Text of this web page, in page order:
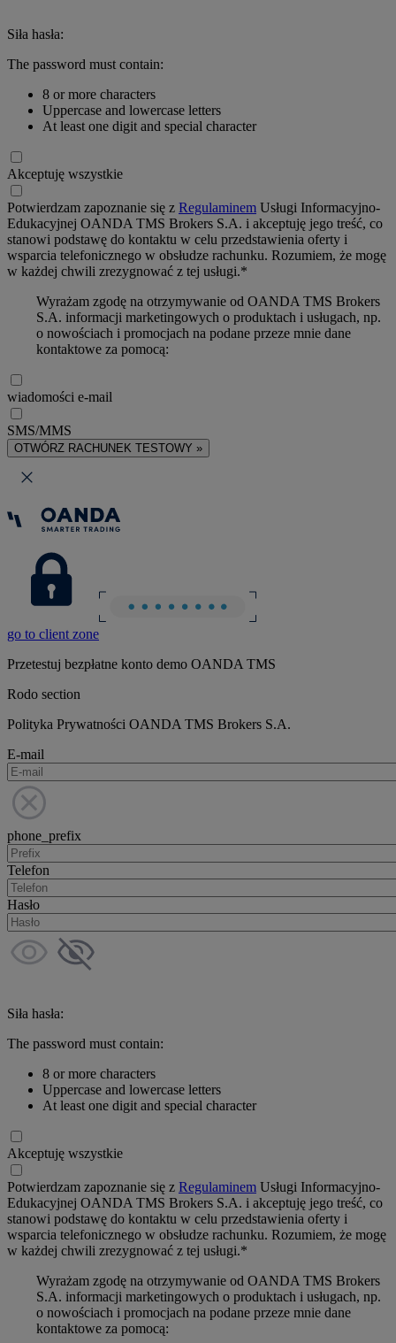
Siła hasła:
The password must contain:
8 or more characters
Uppercase and lowercase letters
At least one digit and special character
Akceptuję wszystkie
Potwierdzam zapoznanie się z Regulaminem Usługi Informacyjno-
Edukacyjnej OANDA TMS Brokers S.A. i akceptuję jego treść, co
stanowi podstawę do kontaktu w celu przedstawienia oferty i
wsparcia telefonicznego w obsłudze rachunku. Rozumiem, że mogę
w każdej chwili zrezygnować z tej usługi.*
Wyrażam zgodę na otrzymywanie od OANDA TMS Brokers
S.A. informacji marketingowych o produktach i usługach, np.
o nowościach i promocjach na podane przeze mnie dane
kontaktowe za pomocą:
wiadomości e-mail
SMS/MMS
OTWÓRZ RACHUNEK TESTOWY »
go to client zone
Przetestuj bezpłatne konto demo OANDA TMS
Rodo section
Polityka Prywatności OANDA TMS Brokers S.A.
E-mail
phone_prefix
Telefon
Hasło
Siła hasła:
The password must contain:
8 or more characters
Uppercase and lowercase letters
At least one digit and special character
Akceptuję wszystkie
Potwierdzam zapoznanie się z Regulaminem Usługi Informacyjno-
Edukacyjnej OANDA TMS Brokers S.A. i akceptuję jego treść, co
stanowi podstawę do kontaktu w celu przedstawienia oferty i
wsparcia telefonicznego w obsłudze rachunku. Rozumiem, że mogę
w każdej chwili zrezygnować z tej usługi.*
Wyrażam zgodę na otrzymywanie od OANDA TMS Brokers
S.A. informacji marketingowych o produktach i usługach, np.
o nowościach i promocjach na podane przeze mnie dane
kontaktowe za pomocą: